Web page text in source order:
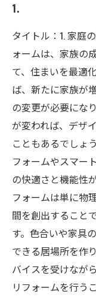
1.
タイトル：1. 家庭
ォームは、家族の
て、住まいを最適
ば、新たに家族が
の変更が必要にな
が変われば、デザ
こともあるでしょ
フォームやスマー
の快適さと機能性
フォームは単に物
間を創出すること
す。色合いや家具
できる居場所を作
バイスを受けなが
リフォームを行う